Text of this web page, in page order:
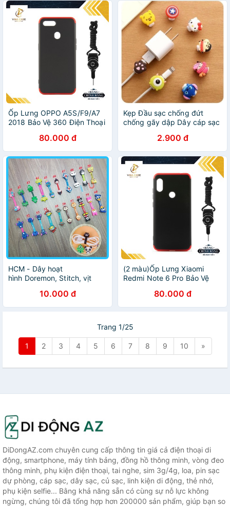
Ốp Lưng OPPO A5S/F9/A7
2018 Bảo Vệ 360 Điện Thoại
80.000 đ
Kẹp Đầu sạc chống đứt
chống gãy dập Dây cáp sạc
2.900 đ
HCM - Dây hoạt
hình Doremon, Stitch, vịt
sóc nâu kẹp gọn dây tai
nghe, điện thoại
10.000 đ
(2 màu)Ốp Lưng Xiaomi
Redmi Note 6 Pro Bảo Vệ
Tặng kèm dây đeo điện
thoại
80.000 đ
Trang 1/25
1 2 3 4 5 6 7 8 9 10 »
DiDongAZ.com chuyên cung cấp thông tin giá cả điện thoại di
động, smartphone, máy tính bảng, đồng hồ thông minh, vòng đeo
thông minh, phụ kiện điện thoại, tai nghe, sim 3g/4g, loa, pin sạc
dự phòng, cáp sạc, dây sạc, củ sạc, linh kiện di động, thẻ nhớ,
phụ kiện selfie... Bằng khả năng sẵn có cùng sự nỗ lực không
ngừng, chúng tôi đã tổng hợp hơn 200000 sản phẩm, giúp bạn so